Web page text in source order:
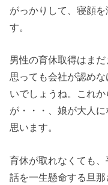
がっかりして、寝顔
す。
男性の育休取得はま
思っても会社が認め
いでしょうね。これ
が・・・、娘が大人
思います。
育休が取れなくても
話を一生懸命する旦